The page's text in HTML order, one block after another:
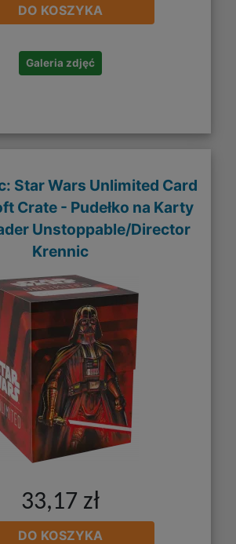
DO KOSZYKA
Galeria zdjęć
Star Wars Unlimited Card
Crate - Pudełko na Karty
Unstoppable/Director
Krennic
33,17 zł
DO KOSZYKA